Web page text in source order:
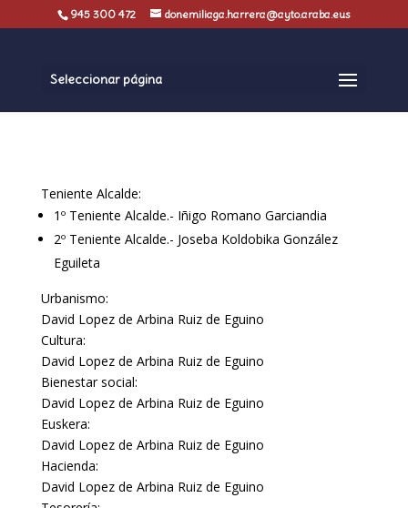
945 300 472 donemiliaga.harrera@ayto.araba.eus
Seleccionar página
Teniente Alcalde:
1º Teniente Alcalde.- Iñigo Romano Garciandia
2º Teniente Alcalde.- Joseba Koldobika González
Eguileta
Urbanismo:
David Lopez de Arbina Ruiz de Eguino
Cultura:
David Lopez de Arbina Ruiz de Eguino
Bienestar social:
David Lopez de Arbina Ruiz de Eguino
Euskera:
David Lopez de Arbina Ruiz de Eguino
Hacienda:
David Lopez de Arbina Ruiz de Eguino